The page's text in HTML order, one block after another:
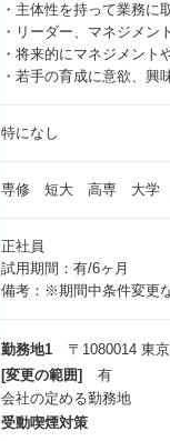
・主体性を持って業務に
・リーダー、マネジメン
・将来的にマネジメン
・若手の育成に意欲、興
特になし
専修 短大 高専 大学
正社員
試用期間：有/6ヶ月
備考：※期間中条件変更
勤務地1
〒1080014 東
[変更の範囲]
有
会社の定める勤務地
受動喫煙対策